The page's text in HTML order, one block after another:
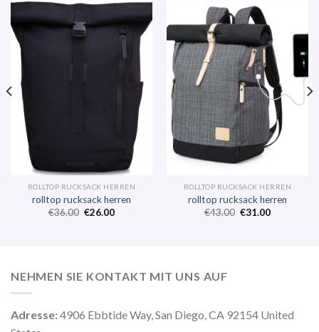
ROLLTOP RUCKSACK HERREN
rolltop rucksack herren
€36.00 €26.00
ROLLTOP RUCKSACK HERREN
rolltop rucksack herren
€43.00 €31.00
NEHMEN SIE KONTAKT MIT UNS AUF
Adresse:4906 Ebbtide Way, San Diego, CA 92154 United